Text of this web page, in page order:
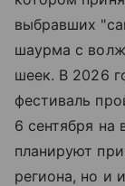
выбравших
шаурма с
шеек. В 2026
фестиваль
6 сентября на
планируют
региона, но и